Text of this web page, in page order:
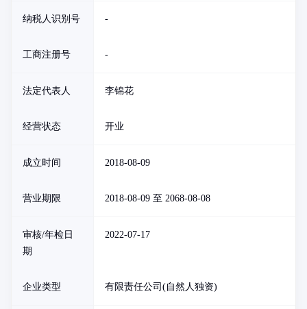
纳税人识别号 -
工商注册号 -
法定代表人 李锦花
经营状态 开业
成立时间 2018-08-09
营业期限 2018-08-09 至 2068-08-08
审核/年检日
期
2022-07-17
企业类型 有限责任公司(自然人独资)